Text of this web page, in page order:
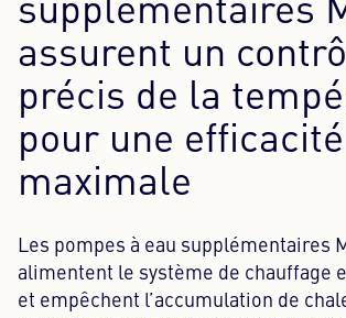
supplémentaires
assurent un
précis de la
pour une efficacité
maximale
Les pompes à eau supplémentaires
alimentent le système de chauffage
et empêchent l’accumulation de